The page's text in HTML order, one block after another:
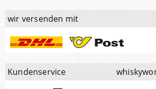
wir versenden mit
Kundenservice